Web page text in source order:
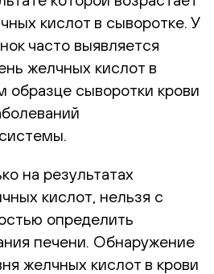
кислот в сыворотке. У
часто выявляется
желчных кислот в
образце сыворотки крови
на результатах
кислот, нельзя с
определить
печени. Обнаружение
желчных кислот в крови